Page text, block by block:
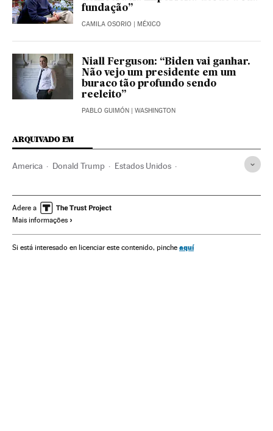
fundação”
CAMILA OSORIO | MÉXICO
Niall Ferguson: “Biden vai ganhar.
Não vejo um presidente em um
buraco tão profundo sendo
reeleito”
PABLO GUIMÓN | WASHINGTON
ARQUIVADO EM
America Donald Trump Estados Unidos
Barack Obama Eleições
Adere a
Mais informações
Si está interesado en licenciar este contenido, pinche aquí